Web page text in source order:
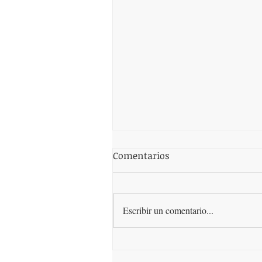
Comentarios
Escribir un comentario...